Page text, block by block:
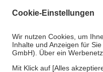
Diese Regeln gelten
Um das Engagement der
• Kindern und Jugendlichen
• Untersuchungen zur
• empfohlenen